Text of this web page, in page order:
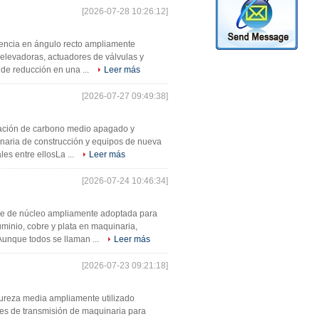
[2026-07-28 10:26:12]
en ángulo recto ampliamente
actuadores de válvulas y
reducción en una ...
Leer más
[2026-07-27 09:49:38]
de carbono medio apagado y
de construcción y equipos de nueva
entre ellosLa ...
Leer más
[2026-07-24 10:46:34]
de núcleo ampliamente adoptada para
cobre y plata en maquinaria,
todos se llaman ...
Leer más
[2026-07-23 09:21:18]
media ampliamente utilizado
de transmisión de maquinaria para